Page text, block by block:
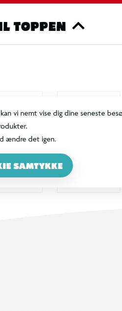
TOPPEN
vi nemt vise dig dine seneste
ændre det igen.
SAMTYKKE